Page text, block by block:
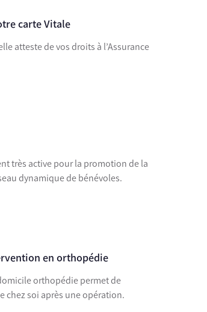
carte Vitale
atteste de vos droits à l’Assurance
très active pour la promotion de la
dynamique de bénévoles.
en orthopédie
orthopédie permet de
chez soi après une opération.